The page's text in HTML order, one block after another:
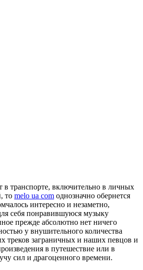
в транспорте, включительно в личных
то melo ua com однозначно обернется
интересно и незаметно,
себя понравившуюся музыку
прежде абсолютно нет ничего
у внушительного количества
треков заграничных и наших певцов и
в путешествие или в
сил и драгоценного времени.